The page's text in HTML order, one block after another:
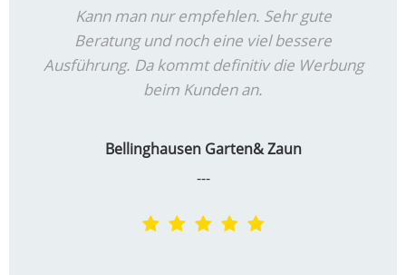
Kann man nur empfehlen. Sehr gute
Beratung und noch eine viel bessere
Ausführung. Da kommt definitiv die Werbung
beim Kunden an.
Bellinghausen Garten& Zaun
---